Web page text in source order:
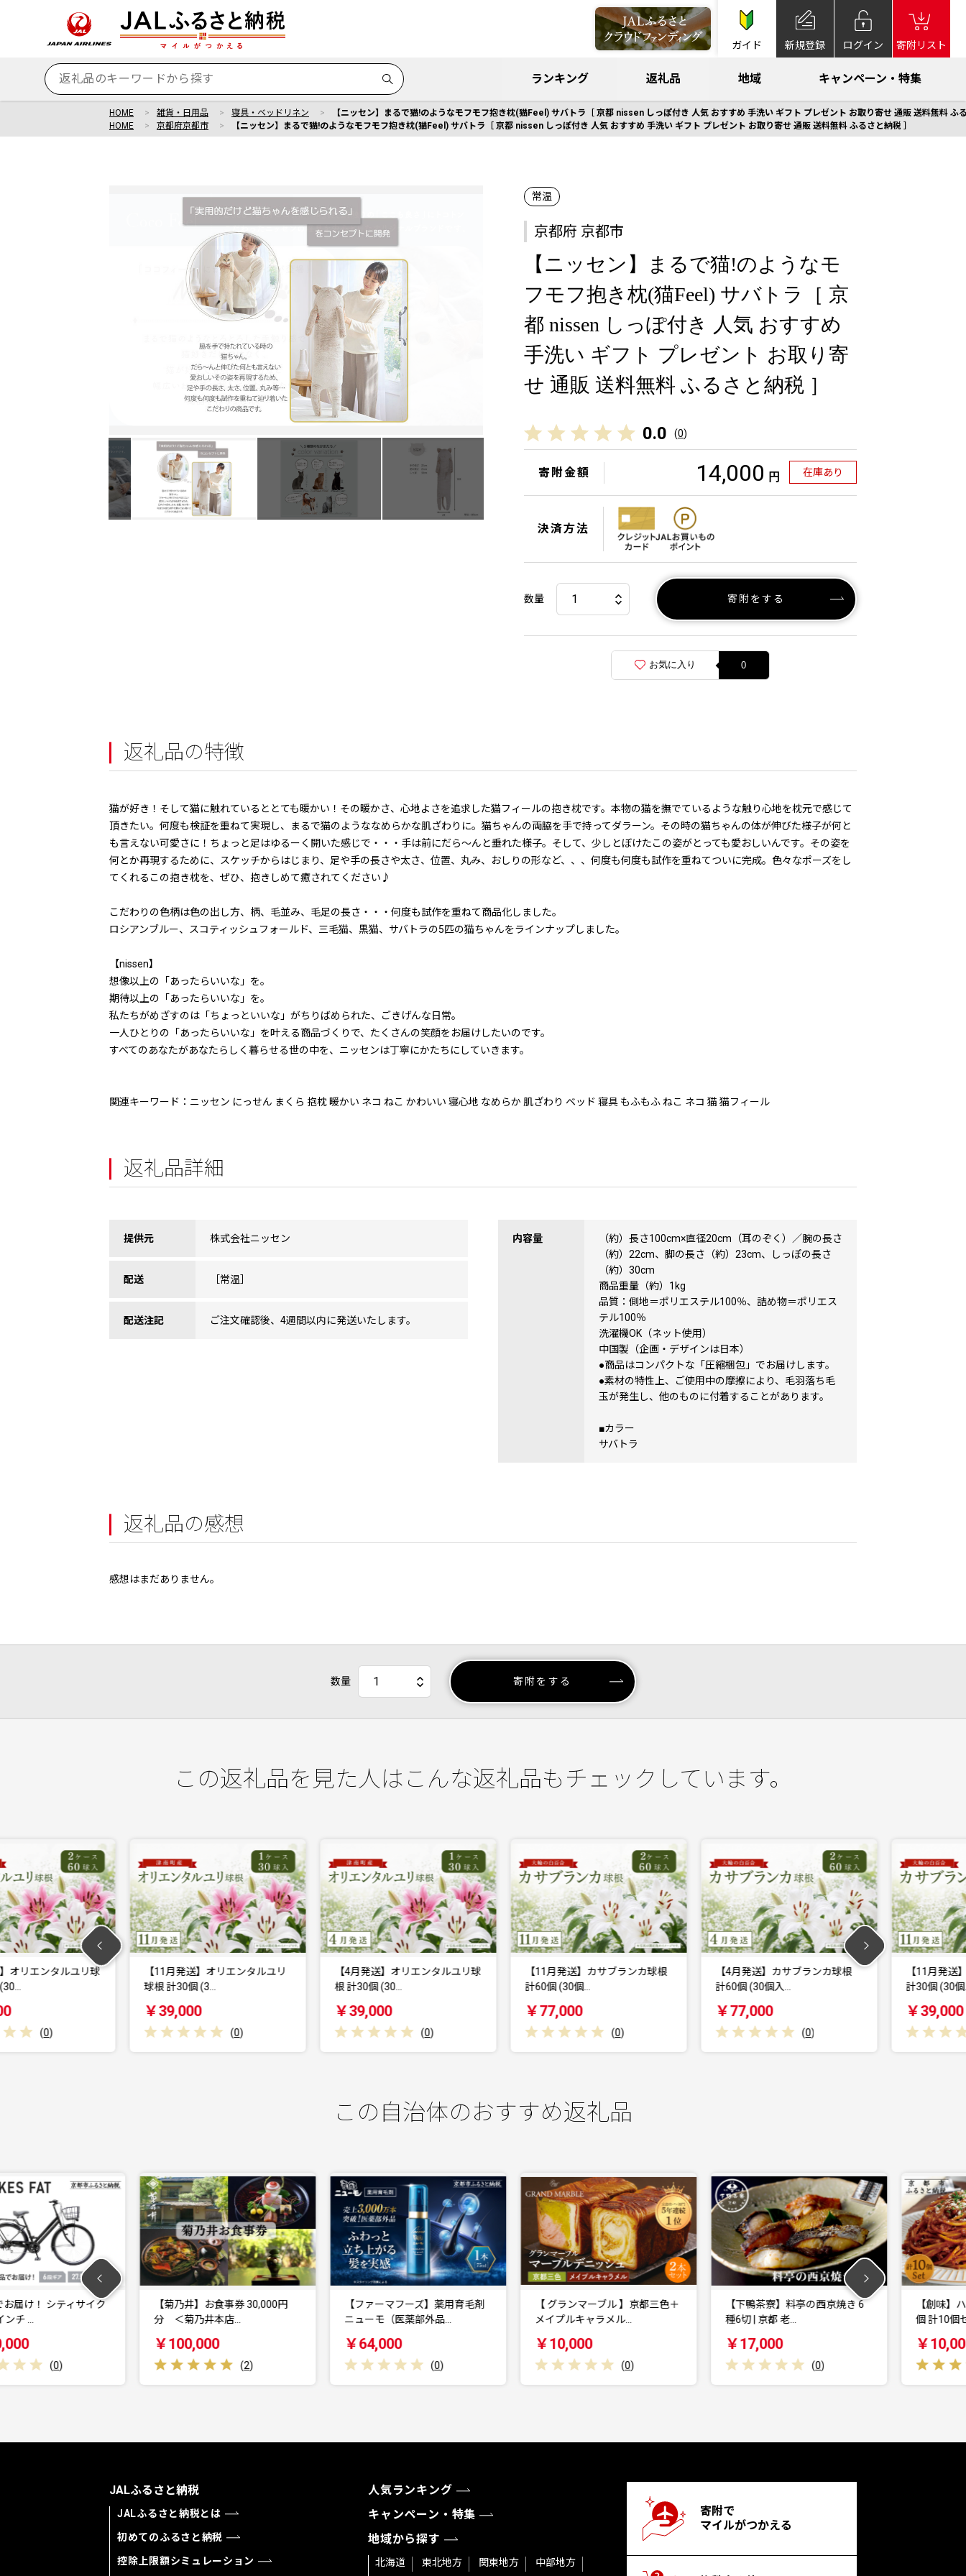
ガイド 新規登録 ログイン 寄附リスト
ランキング 返礼品 地域 キャンペーン・特集
HOME 雑貨・日用品 寝具・ベッドリネン
【ニッセン】まるで猫!のようなモフモフ抱き枕(猫Feel) サバトラ［ 京都 nissen しっぽ付き 人気 おすすめ 手洗い ギフト プレゼント お取り寄せ 通販 送料無料 ふ
HOME
京都府京都市 【ニッセン】まるで猫!のようなモフモフ抱き枕(猫Feel) サバトラ［ 京都 nissen しっぽ付き 人気 おすすめ 手洗い ギフト プレゼント お取り寄せ 通販 送料無料 ふるさと納税 ］
常温
京都府 京都市
【ニッセン】まるで猫!のようなモ
フモフ抱き枕(猫Feel) サバトラ［ 京
都 nissen しっぽ付き 人気 おすすめ
手洗い ギフト プレゼント お取り寄
せ 通販 送料無料 ふるさと納税 ］
0.0 (0)
寄附金額 14,000 円 在庫あり
決済方法
数量 寄附をする
お気に入り 0
返礼品の特徴
猫が好き！そして猫に触れているととても暖かい！その暖かさ、心地よさを追求した猫フィールの抱き枕です。本物の猫を撫でているような触り心地を枕元で感じて
頂きたい。何度も検証を重ねて実現し、まるで猫のようななめらかな肌ざわりに。猫ちゃんの両脇を手で持ってダラーン。その時の猫ちゃんの体が伸びた様子が何と
も言えない可愛さに！ちょっと足はゆるーく開いた感じで・・・手は前にだら～んと垂れた様子。そして、少しとぼけたこの姿がとっても愛おしいんです。その姿を
何とか再現するために、スケッチからはじまり、足や手の長さや太さ、位置、丸み、おしりの形など、、、何度も何度も試作を重ねてついに完成。色々なポーズをし
てくれるこの抱き枕を、ぜひ、抱きしめて癒されてください♪
こだわりの色柄は色の出し方、柄、毛並み、毛足の長さ・・・何度も試作を重ねて商品化しました。
ロシアンブルー、スコティッシュフォールド、三毛猫、黒猫、サバトラの5匹の猫ちゃんをラインナップしました。
【nissen】
想像以上の「あったらいいな」を。
期待以上の「あったらいいな」を。
私たちがめざすのは「ちょっといいな」がちりばめられた、ごきげんな日常。
一人ひとりの「あったらいいな」を叶える商品づくりで、たくさんの笑顔をお届けしたいのです。
すべてのあなたがあなたらしく暮らせる世の中を、ニッセンは丁寧にかたちにしていきます。
関連キーワード：ニッセン にっせん まくら 抱枕 暖かい ネコ ねこ かわいい 寝心地 なめらか 肌ざわり ベッド 寝具 もふもふ ねこ ネコ 猫 猫フィール
返礼品詳細
提供元 株式会社ニッセン
配送 ［常温］
配送注記 ご注文確認後、4週間以内に発送いたします。
内容量
（約）長さ100cm×直径20cm（耳のぞく）／腕の長さ
（約）22cm、脚の長さ（約）23cm、しっぽの長さ
（約）30cm
商品重量（約）1kg
品質：側地＝ポリエステル100％、詰め物＝ポリエス
テル100％
洗濯機OK（ネット使用）
中国製（企画・デザインは日本）
●商品はコンパクトな「圧縮梱包」でお届けします。
●素材の特性上、ご使用中の摩擦により、毛羽落ち毛
玉が発生し、他のものに付着することがあります。
■カラー
サバトラ
返礼品の感想
感想はまだありません。
数量 寄附をする
この返礼品を見た人はこんな返礼品もチェックしています。
エンタルユリ球
(0)
【11月発送】オリエンタルユリ
球根 計30個 (3…
￥39,000
(0)
【4月発送】オリエンタルユリ球
根 計30個 (30…
￥39,000
(0)
【11月発送】カサブランカ球根
計60個 (30個…
￥77,000
(0)
【4月発送】カサブランカ球根
計60個 (30個入…
￥77,000
(0)
【11月発送】カ
計30個 (30個…
￥39,000
この自治体のおすすめ返礼品
シティサイク
(0 )
【菊乃井】お食事券 30,000円
分 ＜菊乃井本店…
￥100,000
(2 )
【ファーマフーズ】薬用育毛剤
ニューモ（医薬部外品…
￥64,000
(0 )
【 グランマーブル 】京都三色＋
メイプルキャラメル…
￥10,000
(0 )
【下鴨茶寮】料亭の西京焼き 6
種6切 | 京都 老…
￥17,000
(0 )
【創味】ハコネ
個 計10個セット…
￥10,000
JALふるさと納税
JALふるさと納税とは
初めてのふるさと納税
控除上限額シミュレーション
人気ランキング
キャンペーン・特集
地域から探す
北海道 東北地方 関東地方 中部地方
寄附で
マイルがつかえる